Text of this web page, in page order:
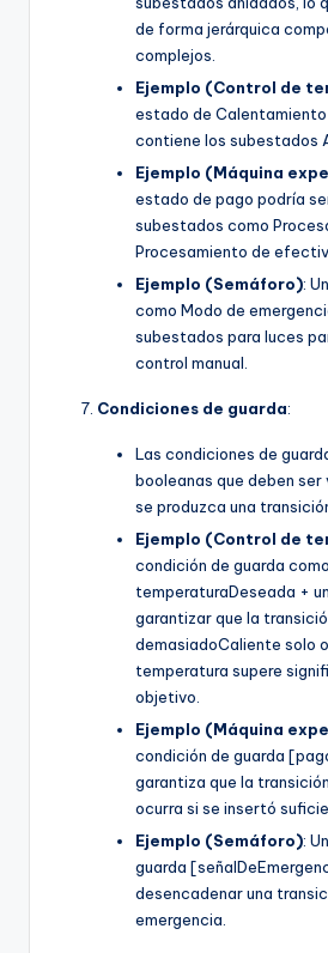
de forma jerárquica
complejos.
Ejemplo (Control de
estado de
contiene los subestados
Ejemplo (Máquina
estado de pago podría
subestados como
Procesamiento de
Ejemplo (Semáforo):
como Modo de
subestados para luces
control manual.
Condiciones de guarda:
Las condiciones de
booleanas que deben ser
se produzca una
Ejemplo (Control de
condición de guarda
temperaturaDeseada +
garantizar que la
demasiadoCaliente solo
temperatura supere
objetivo.
Ejemplo (Máquina
condición de guarda
garantiza que la
ocurra si se insertó
Ejemplo (Semáforo):
guarda
desencadenar una
emergencia.